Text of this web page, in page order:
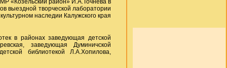
«Козельский район» И.А.Точнева в
выездной творческой лаборатории
наследии Калужского края
в районах заведующая детской
заведующая Думиничской
библиотекой Л.А.Хопилова,